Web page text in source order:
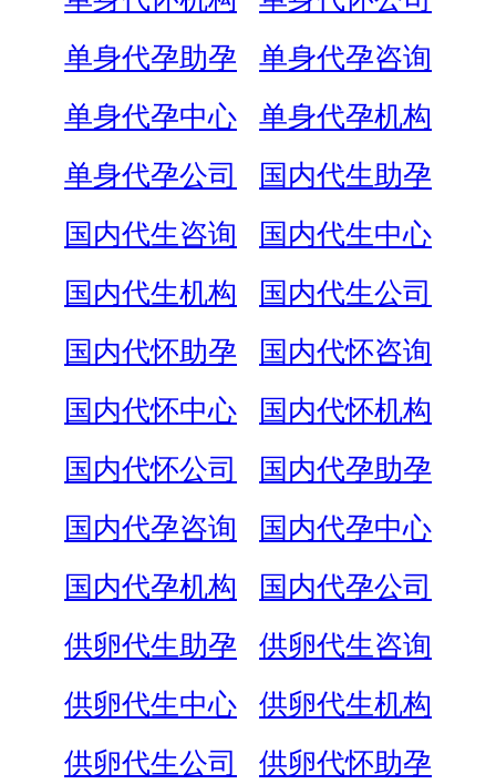
单身代孕助孕
单身代孕咨询
单身代孕中心
单身代孕机构
单身代孕公司
国内代生助孕
国内代生咨询
国内代生中心
国内代生机构
国内代生公司
国内代怀助孕
国内代怀咨询
国内代怀中心
国内代怀机构
国内代怀公司
国内代孕助孕
国内代孕咨询
国内代孕中心
国内代孕机构
国内代孕公司
供卵代生助孕
供卵代生咨询
供卵代生中心
供卵代生机构
供卵代生公司
供卵代怀助孕